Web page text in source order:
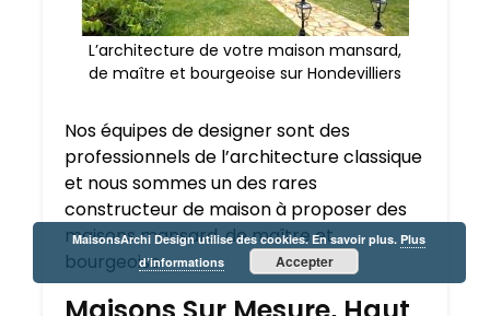
L’architecture de votre maison mansard,
de maître et bourgeoise sur Hondevilliers
Nos équipes de designer sont des
professionnels de l’architecture classique
et nous sommes un des rares
constructeur de maison à proposer des
maisons mansard, de maître et
bourgeoise
MaisonsArchi Design utilise des cookies. En savoir plus.Plus
d’informations
Accepter